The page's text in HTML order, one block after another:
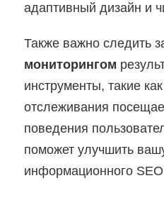
адаптивный дизайн и
Также важно следить
мониторингом
инструменты, такие
отслеживания
поведения
поможет улучшить
информационного